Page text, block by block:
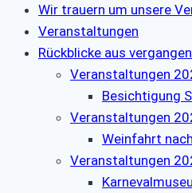
Wir trauern um unsere
Veranstaltungen
Rückblicke aus
Veranstaltungen
Besichtigung
Veranstaltungen
Weinfahrt
Veranstaltungen